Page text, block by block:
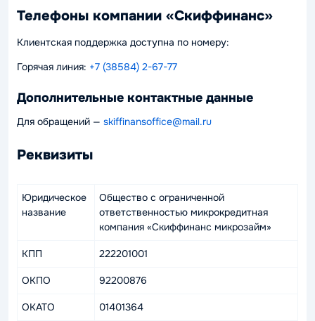
Телефоны компании «Скиффинанс»
Клиентская поддержка доступна по номеру:
Горячая линия: +7 (38584) 2-67-77
Дополнительные контактные данные
Для обращений — skiffinansoffice@mail.ru
Реквизиты
Юридическое
название
Общество с ограниченной
ответственностью микрокредитная
компания «Скиффинанс микрозайм»
КПП 222201001
ОКПО 92200876
ОКАТО 01401364